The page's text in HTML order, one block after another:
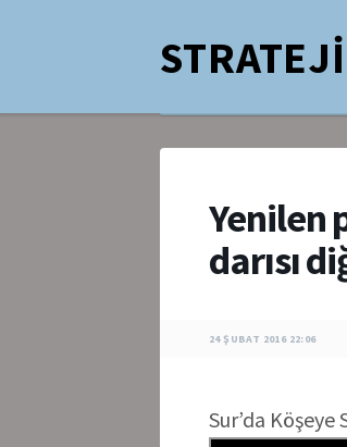
Yenilen
darısı
24 ŞUBAT 2016 22:06
Sur’da